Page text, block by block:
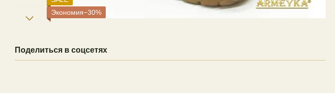
Экономия−30%
Поделиться в соцсетях